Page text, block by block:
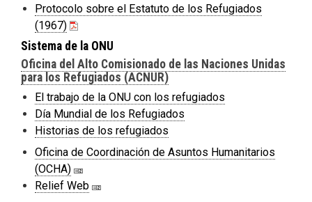
Protocolo sobre el Estatuto de los Refugiados
(1967)
Sistema de la ONU
Oficina del Alto Comisionado de las Naciones Unidas
para los Refugiados (ACNUR)
El trabajo de la ONU con los refugiados
Día Mundial de los Refugiados
Historias de los refugiados
Oficina de Coordinación de Asuntos Humanitarios
(OCHA)
Relief Web